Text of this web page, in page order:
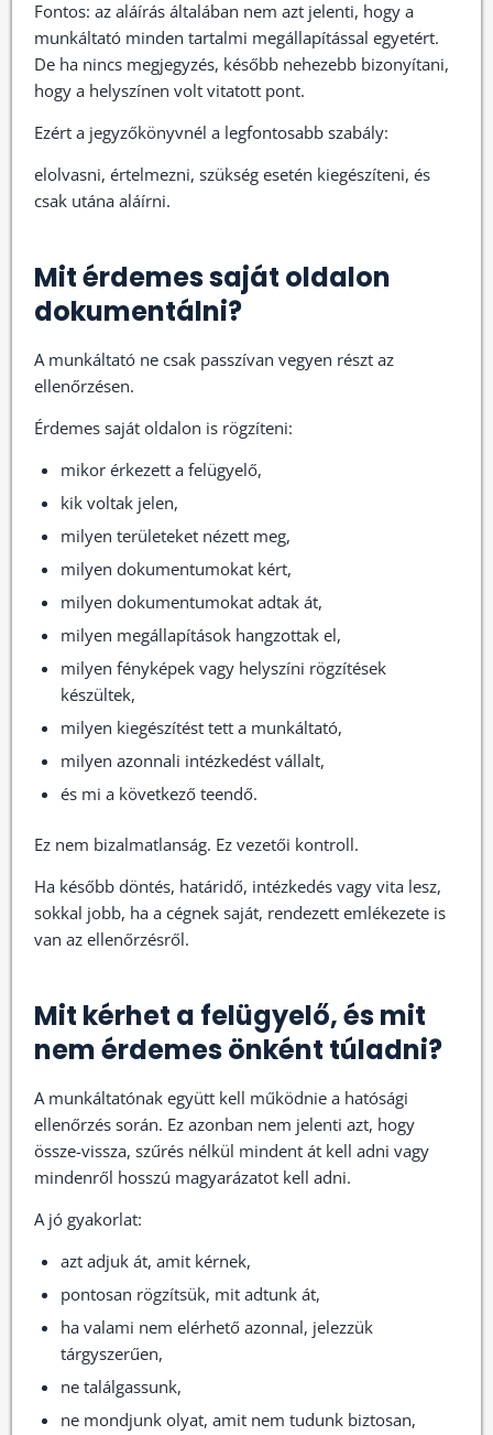
Fontos: az aláírás általában nem azt jelenti, hogy a
munkáltató minden tartalmi megállapítással egyetért.
De ha nincs megjegyzés, később nehezebb bizonyítani,
hogy a helyszínen volt vitatott pont.
Ezért a jegyzőkönyvnél a legfontosabb szabály:
elolvasni, értelmezni, szükség esetén kiegészíteni, és
csak utána aláírni.
Mit érdemes saját oldalon
dokumentálni?
A munkáltató ne csak passzívan vegyen részt az
ellenőrzésen.
Érdemes saját oldalon is rögzíteni:
mikor érkezett a felügyelő,
kik voltak jelen,
milyen területeket nézett meg,
milyen dokumentumokat kért,
milyen dokumentumokat adtak át,
milyen megállapítások hangzottak el,
milyen fényképek vagy helyszíni rögzítések
készültek,
milyen kiegészítést tett a munkáltató,
milyen azonnali intézkedést vállalt,
és mi a következő teendő.
Ez nem bizalmatlanság. Ez vezetői kontroll.
Ha később döntés, határidő, intézkedés vagy vita lesz,
sokkal jobb, ha a cégnek saját, rendezett emlékezete is
van az ellenőrzésről.
Mit kérhet a felügyelő, és mit
nem érdemes önként túladni?
A munkáltatónak együtt kell működnie a hatósági
ellenőrzés során. Ez azonban nem jelenti azt, hogy
össze-vissza, szűrés nélkül mindent át kell adni vagy
mindenről hosszú magyarázatot kell adni.
A jó gyakorlat:
azt adjuk át, amit kérnek,
pontosan rögzítsük, mit adtunk át,
ha valami nem elérhető azonnal, jelezzük
tárgyszerűen,
ne találgassunk,
ne mondjunk olyat, amit nem tudunk biztosan,